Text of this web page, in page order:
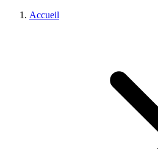
Accueil